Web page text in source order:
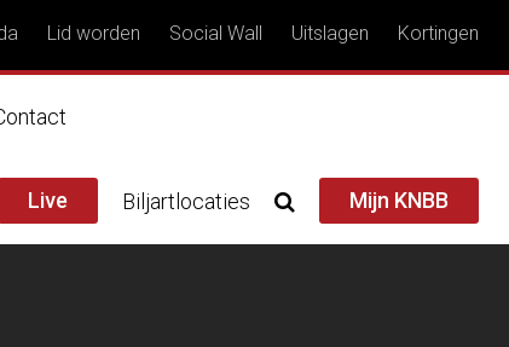
Lid worden Social Wall Uitslagen Kortingen
Live Biljartlocaties Mijn KNBB